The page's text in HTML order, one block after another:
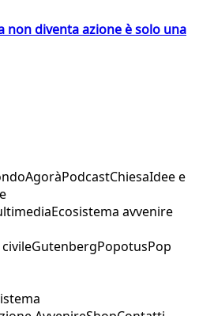
non diventa azione è solo una
AgoràPodcastChiesaIdee e
Ecosistema avvenire
GutenbergPopotusPop